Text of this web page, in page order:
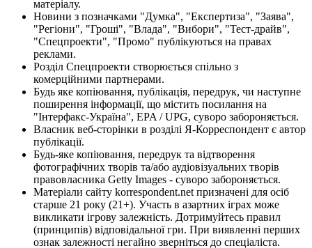
матеріалу.
Новини з позначками "Думка", "Експертиза", "Заява",
"Регіони", "Гроші", "Влада", "Вибори", "Тест-драйв",
"Спецпроекти", "Промо" публікуються на правах
реклами.
Розділ Спецпроекти створюється спільно з
комерційними партнерами.
Будь яке копіювання, публікація, передрук, чи наступне
поширення інформації, що містить посилання на
"Інтерфакс-Україна", EPA / UPG, суворо забороняється.
Власник веб-сторінки в розділі Я-Корреспондент є автор
публікації.
Будь-яке копіювання, передрук та відтворення
фотографічних творів та/або аудіовізуальних творів
правовласника Getty Images - суворо забороняється.
Матеріали сайту korrespondent.net призначені для осіб
старше 21 року (21+). Участь в азартних іграх може
викликати ігрову залежність. Дотримуйтесь правил
(принципів) відповідальної гри. При виявленні перших
ознак залежності негайно зверніться до спеціаліста.